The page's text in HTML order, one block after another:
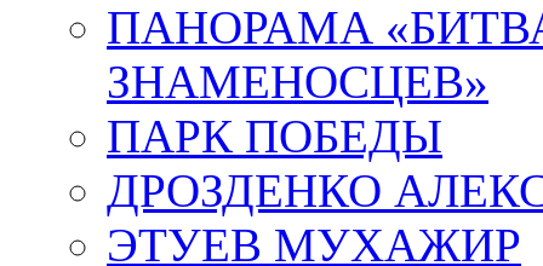
ПАНОРАМА
ЗНАМЕНОСЦЕВ»
ПАРК ПОБЕДЫ
ДРОЗДЕНКО
ЭТУЕВ МУХАЖИР